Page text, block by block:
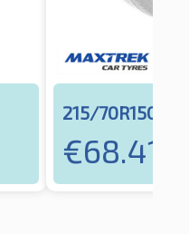
215/70R15C
€68.41